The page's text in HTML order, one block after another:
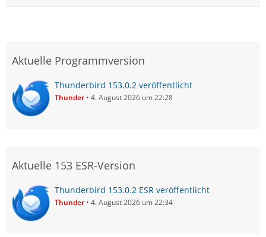
Aktuelle Programmversion
Thunderbird 153.0.2 veröffentlicht
Thunder 4. August 2026 um 22:28
Aktuelle 153 ESR-Version
Thunderbird 153.0.2 ESR veröffentlicht
Thunder 4. August 2026 um 22:34